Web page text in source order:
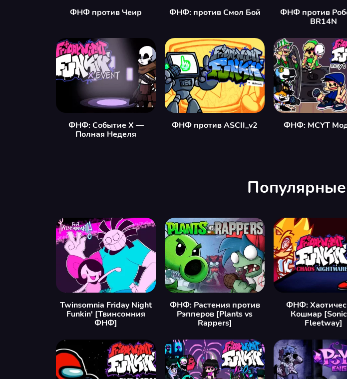
ФНФ против Чеир ФНФ: против Смол Бой
ФНФ против
BR14N
ФНФ: Событие X —
Полная Неделя
ФНФ против ASCII_v2 ФНФ: MCYT
Twinsomnia Friday Night
Funkin' [Твинсомния
ФНФ]
ФНФ: Растения против
Рэпперов [Plants vs
Rappers]
ФНФ:
Кошмар
Fleetway]